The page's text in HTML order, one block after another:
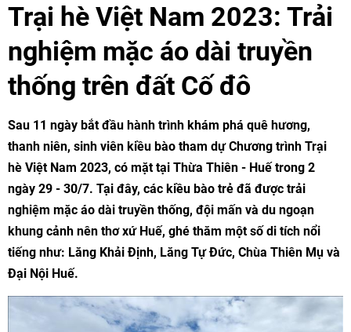
Trại hè Việt Nam 2023: Trải
nghiệm mặc áo dài truyền
thống trên đất Cố đô
Sau 11 ngày bắt đầu hành trình khám phá quê hương,
thanh niên, sinh viên kiều bào tham dự Chương trình Trại
hè Việt Nam 2023, có mặt tại Thừa Thiên - Huế trong 2
ngày 29 - 30/7. Tại đây, các kiều bào trẻ đã được trải
nghiệm mặc áo dài truyền thống, đội mấn và du ngoạn
khung cảnh nên thơ xứ Huế, ghé thăm một số di tích nổi
tiếng như: Lăng Khải Định, Lăng Tự Đức, Chùa Thiên Mụ và
Đại Nội Huế.